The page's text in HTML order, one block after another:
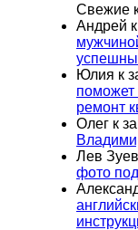
Свежие
Андрей
Юлия к
поможет
ремонт
Олег к
Лев Зуев
фото